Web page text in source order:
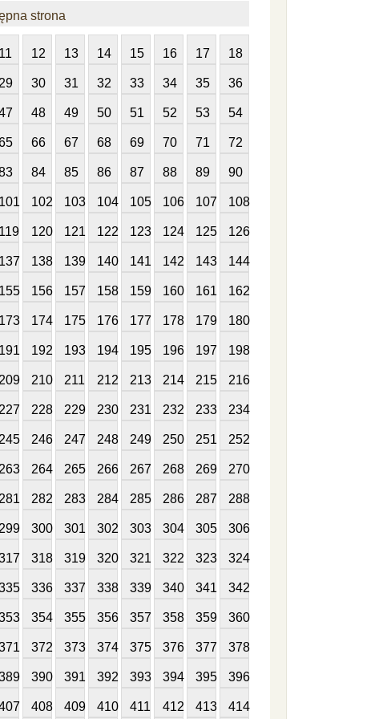
strona
11 12 13 14 15 16 17 18
29 30 31 32 33 34 35 36
48 49 50 51 52 53 54
66 67 68 69 70 71 72
84 85 86 87 88 89 90
101 102 103 104 105 106 107 108
119 120 121 122 123 124 125 126
137 138 139 140 141 142 143 144
155 156 157 158 159 160 161 162
173 174 175 176 177 178 179 180
191 192 193 194 195 196 197 198
209 210 211 212 213 214 215 216
227 228 229 230 231 232 233 234
245 246 247 248 249 250 251 252
263 264 265 266 267 268 269 270
281 282 283 284 285 286 287 288
299 300 301 302 303 304 305 306
318 319 320 321 322 323 324
336 337 338 339 340 341 342
354 355 356 357 358 359 360
372 373 374 375 376 377 378
390 391 392 393 394 395 396
408 409 410 411 412 413 414